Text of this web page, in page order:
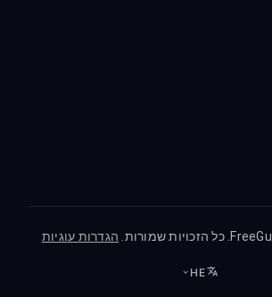
הגדרות עוגיות
HE